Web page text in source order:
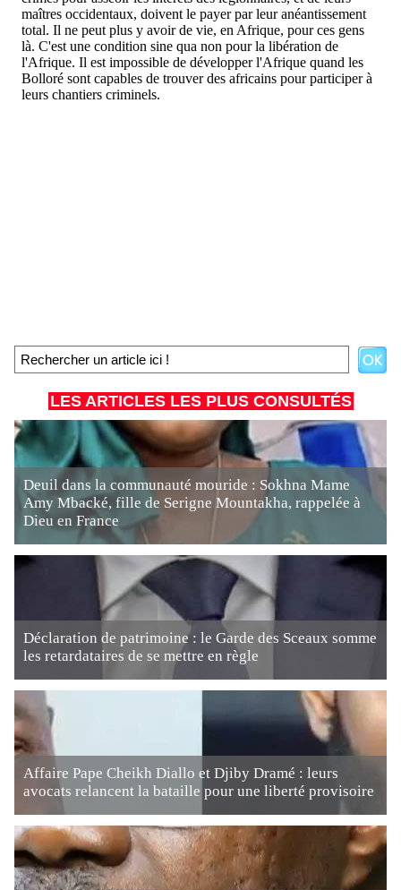
LES ARTICLES LES PLUS CONSULTÉS
Deuil dans la communauté mouride : Sokhna Mame
Amy Mbacké, fille de Serigne Mountakha, rappelée à
Dieu en France
Déclaration de patrimoine : le Garde des Sceaux somme
les retardataires de se mettre en règle
Affaire Pape Cheikh Diallo et Djiby Dramé : leurs
avocats relancent la bataille pour une liberté provisoire